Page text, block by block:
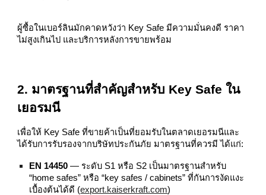
ผู้ซื้อในเบอร์ลินมักคาดหวังว่า Key Safe มีความมั่นคงดี ราคา
ไม่สูงเกินไป และบริการหลังการขายพร้อม
2. มาตรฐานที่สำคัญสำหรับ Key Safe ใน
เยอรมนี
เพื่อให้ Key Safe ที่ขายค้าเป็นที่ยอมรับในตลาดเยอรมนีและ
ได้รับการรับรองจากบริษัทประกันภัย มาตรฐานที่ควรมี ได้แก่:
EN 14450 — ระดับ S1 หรือ S2 เป็นมาตรฐานสำหรับ
“home safes” หรือ “key safes / cabinets” ที่กันการงัดแงะ
เบื้องต้นได้ดี (export.kaiserkraft.com)